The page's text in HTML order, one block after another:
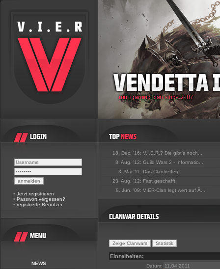
• Jetzt registrieren
• Passwort vergessen?
• registrierte Benutzer
NEWS
18. Dez. '16: V.I.E.R.? Die gibt's noch...
8. Aug. '12: Guild Wars 2 - Informatio...
3. Mai '11: Das Clantreffen
23. Aug. '12: Fast geschafft
8. Jun. '09: VIER-Clan legt wert auf Ä...
Einzelheiten:
Datum: 11.04.2011